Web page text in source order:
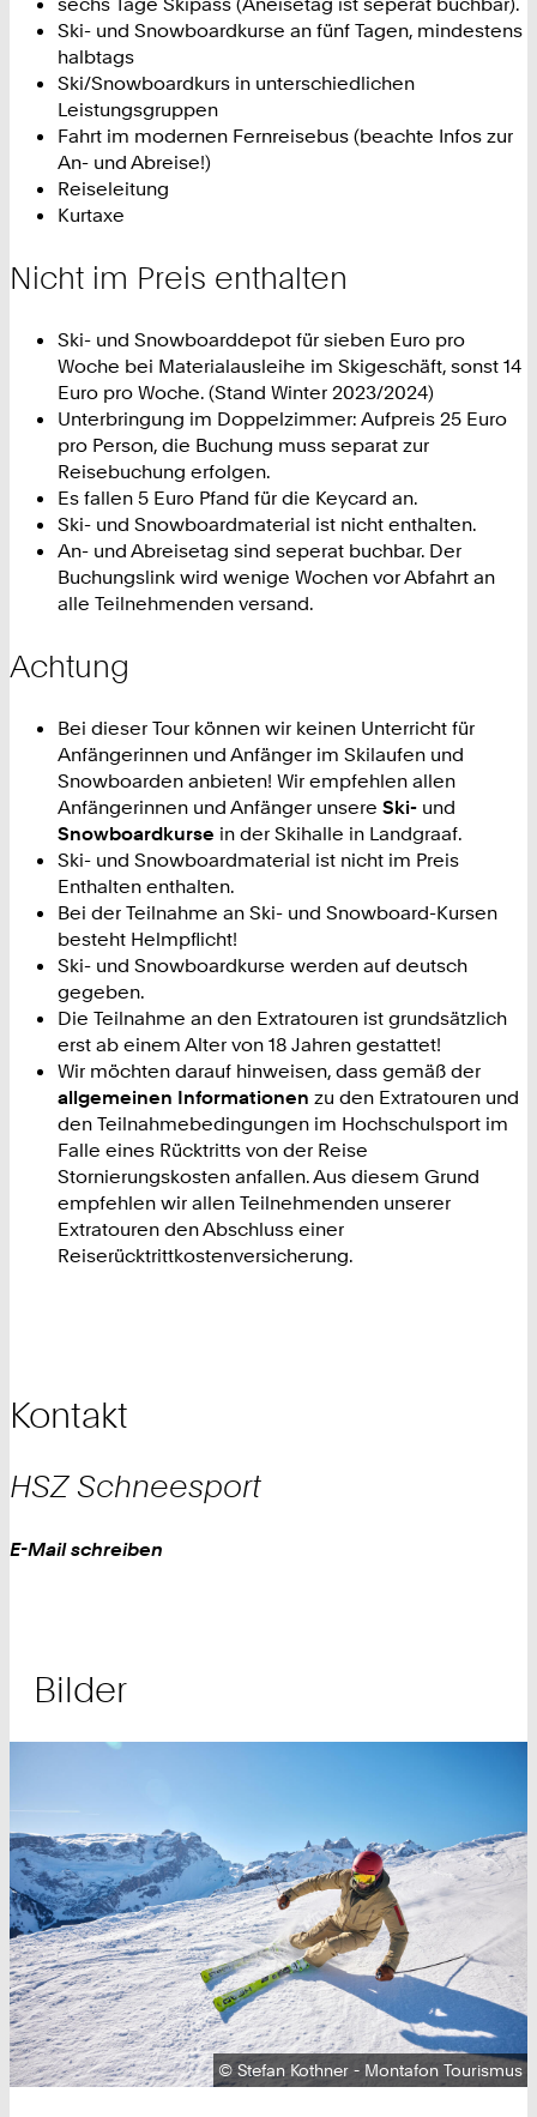
Ski- und Snowboardkurse an fünf Tagen, mindestens
halbtags
Ski/Snowboardkurs in unterschiedlichen
Leistungsgruppen
Fahrt im modernen Fernreisebus (beachte Infos zur
An- und Abreise!)
Reiseleitung
Kurtaxe
Nicht im Preis enthalten
Ski- und Snowboarddepot für sieben Euro pro
Woche bei Materialausleihe im Skigeschäft, sonst 14
Euro pro Woche. (Stand Winter 2023/2024)
Unterbringung im Doppelzimmer: Aufpreis 25 Euro
pro Person, die Buchung muss separat zur
Reisebuchung erfolgen.
Es fallen 5 Euro Pfand für die Keycard an.
Ski- und Snowboardmaterial ist nicht enthalten.
An- und Abreisetag sind seperat buchbar. Der
Buchungslink wird wenige Wochen vor Abfahrt an
alle Teilnehmenden versand.
Achtung
Bei dieser Tour können wir keinen Unterricht für
Anfängerinnen und Anfänger im Skilaufen und
Snowboarden anbieten! Wir empfehlen allen
Anfängerinnen und Anfänger unsere Ski- und
Snowboardkurse in der Skihalle in Landgraaf.
Ski- und Snowboardmaterial ist nicht im Preis
Enthalten enthalten.
Bei der Teilnahme an Ski- und Snowboard-Kursen
besteht Helmpflicht!
Ski- und Snowboardkurse werden auf deutsch
gegeben.
Die Teilnahme an den Extratouren ist grundsätzlich
erst ab einem Alter von 18 Jahren gestattet!
Wir möchten darauf hinweisen, dass gemäß der
allgemeinen Informationen zu den Extratouren und
den Teilnahmebedingungen im Hochschulsport im
Falle eines Rücktritts von der Reise
Stornierungskosten anfallen. Aus diesem Grund
empfehlen wir allen Teilnehmenden unserer
Extratouren den Abschluss einer
Reiserücktrittkostenversicherung.
Kontakt
HSZ Schneesport
Work
E-Mail schreiben
Bilder
Urheberrecht:
© Stefan Kothner - Montafon Tourismus